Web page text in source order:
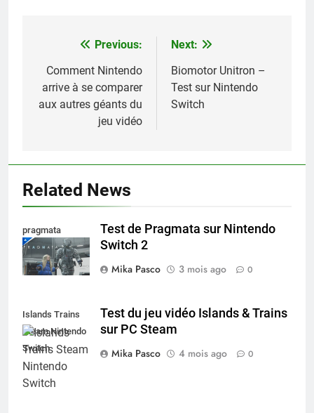
Navigation
de
l’article
Previous:
Comment Nintendo
arrive à se comparer
aux autres géants du
jeu vidéo
Next:
Biomotor Unitron –
Test sur Nintendo
Switch
Related News
pragmata
Test de Pragmata sur Nintendo
Switch 2
Mika Pasco
3 mois ago 0
Islands Trains
Steam Nintendo
Switch
Test du jeu vidéo Islands & Trains
sur PC Steam
Mika Pasco
4 mois ago 0